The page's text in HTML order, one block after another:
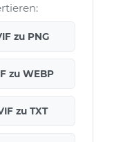
zu PNG
zu WEBP
zu TXT